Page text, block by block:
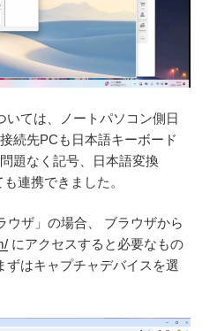
いては、ノートパソコン側日
続先PCも日本語キーボード
題なく記号、日本語変換
連携できました。
ウザ」の場合、 ブラウザから
にアクセスすると必要なもの
ずはキャプチャデバイスを選